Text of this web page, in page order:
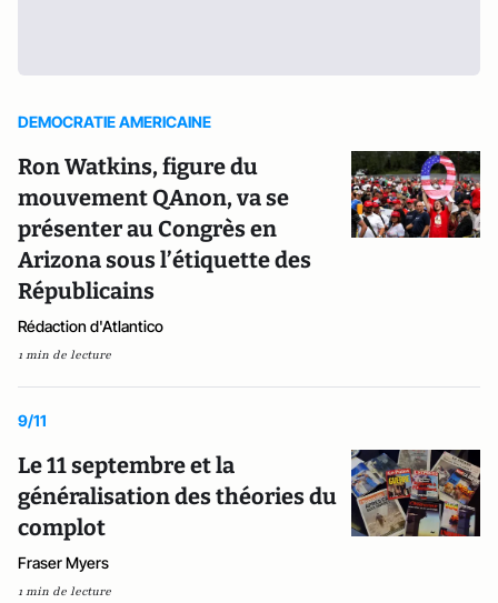
DEMOCRATIE AMERICAINE
Ron Watkins, figure du
mouvement QAnon, va se
présenter au Congrès en
Arizona sous l’étiquette des
Républicains
Rédaction d'Atlantico
1 min de lecture
9/11
Le 11 septembre et la
généralisation des théories du
complot
Fraser Myers
1 min de lecture